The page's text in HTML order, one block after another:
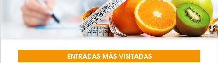
ENTRADAS MÁS VISITADAS